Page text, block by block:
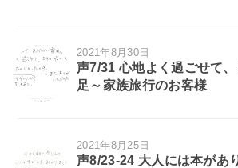
2021年8月30日
声7/31 心地よく過ごせて
足～家族旅行のお客様
2021年8月25日
声8/23-24 大人には本があ